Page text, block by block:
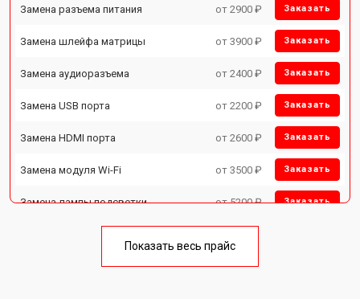
Замена разъема питания от 2900 ₽ Заказать
Замена шлейфа матрицы от 3900 ₽ Заказать
Замена аудиоразъема от 2400 ₽ Заказать
Замена USB порта от 2200 ₽ Заказать
Замена HDMI порта от 2600 ₽ Заказать
Замена модуля Wi-Fi от 3500 ₽ Заказать
Замена лампы подсветки от 5200 ₽ Заказать
Замена блока питания от 3700 ₽
Показать весь прайс